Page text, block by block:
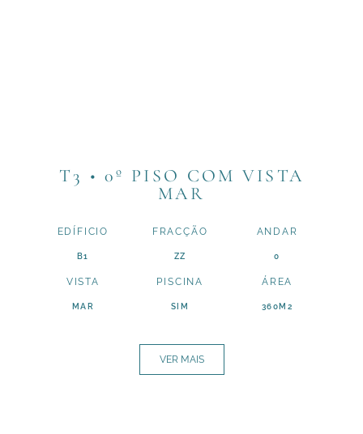
T3 • 0º PISO COM VISTA
MAR
EDÍFICIO
B1
FRACÇÃO
ZZ
ANDAR
0
VISTA
MAR
PISCINA
SIM
ÁREA
360M2
VER MAIS